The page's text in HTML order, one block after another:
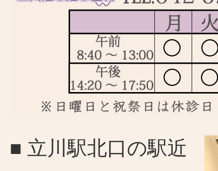
■ 立川駅北口の駅近